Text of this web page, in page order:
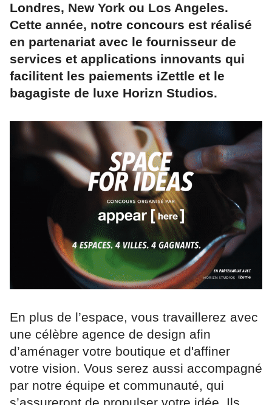
Londres, New York ou Los Angeles.
Cette année, notre concours est réalisé
en partenariat avec le fournisseur de
services et applications innovants qui
facilitent les paiements iZettle et le
bagagiste de luxe Horizn Studios.
En plus de l’espace, vous travaillerez avec
une célèbre agence de design afin
d’aménager votre boutique et d'affiner
votre vision. Vous serez aussi accompagné
par notre équipe et communauté, qui